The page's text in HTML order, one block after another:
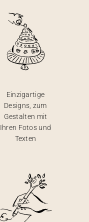
Einzigartige
Designs, zum
Gestalten mit
Ihren Fotos und
Texten